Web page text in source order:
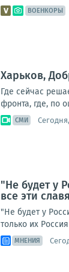
ВОЕНКОРЫ
Харьков,
Где сейчас
фронта, где, по
СМИ
"Не будет у
все эти
"Не будет у
только их
МНЕНИЯ